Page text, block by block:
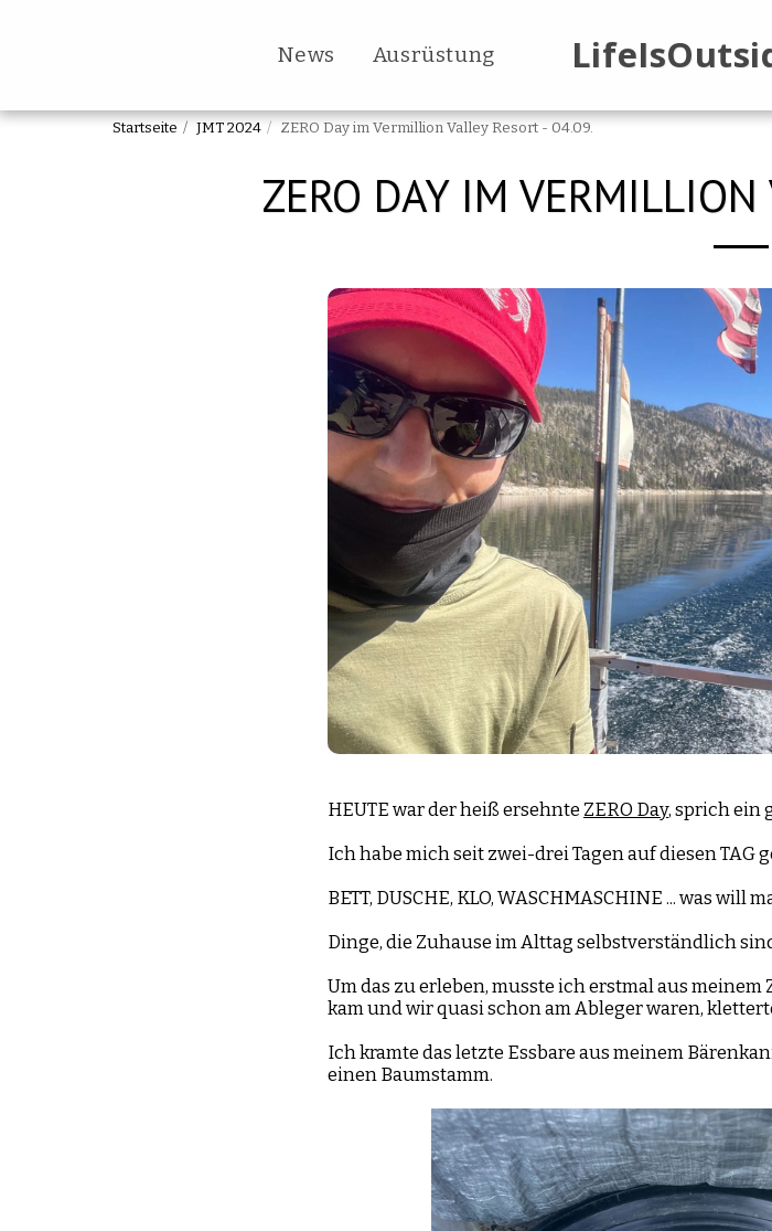
News Ausrüstung
Startseite JMT 2024 ZERO Day im Vermillion Valley Resort - 04.09.
ZERO DAY IM
HEUTE war der heiß ersehnte ZERO Day, sprich ein
Ich habe mich seit zwei-drei Tagen auf diesen TAG
BETT, DUSCHE, KLO, WASCHMASCHINE ... was will
Dinge, die Zuhause im Alttag selbstverständlich
Um das zu erleben, musste ich erstmal aus meinem
kam und wir quasi schon am Ableger waren,
Ich kramte das letzte Essbare aus meinem
einen Baumstamm.